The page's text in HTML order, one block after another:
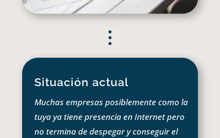
Situación actual
Muchas empresas posiblemente como la
tuya ya tiene presencia en Internet pero
no termina de despegar y conseguir el